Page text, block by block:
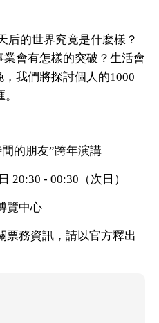
后的世界究竟是什麼樣？
會有怎樣的突破？生活會
我們將探討個人的1000
的朋友”跨年演講
20:30 - 00:30（次日）
覽中心
票務資訊，請以官方釋出